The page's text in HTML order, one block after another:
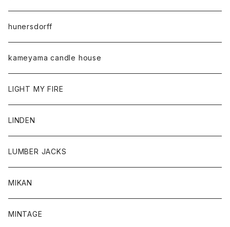
hunersdorff
kameyama candle house
LIGHT MY FIRE
LINDEN
LUMBER JACKS
MIKAN
MINTAGE